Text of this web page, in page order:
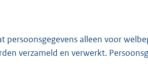
persoonsgegevens alleen voor
verzameld en verwerkt.